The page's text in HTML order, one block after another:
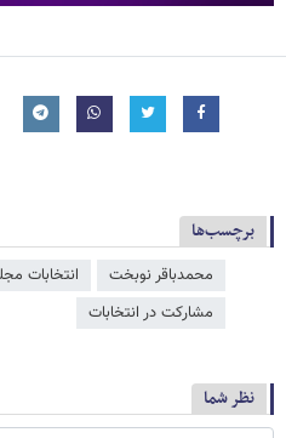
برچسب‌ها
محمدباقر نوبخت انتخابات
مشارکت در انتخابات
نظر شما